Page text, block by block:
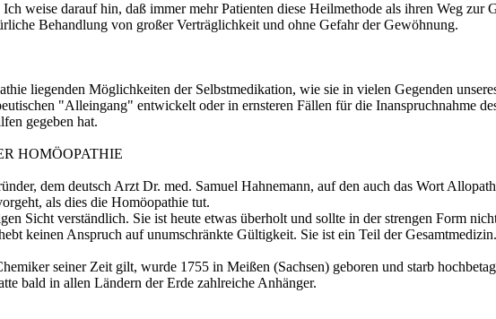
weise darauf hin, daß immer mehr Patienten diese Heilmethode als ihren Weg
Behandlung von großer Verträglichkeit und ohne Gefahr der Gewöhnung.
liegenden Möglichkeiten der Selbstmedikation, wie sie in vielen Gegenden
"Alleingang" entwickelt oder in ernsteren Fällen für die Inanspruchnahme
gegeben hat.
HOMÖOPATHIE
dem deutsch Arzt Dr. med. Samuel Hahnemann, auf den auch das Wort
als dies die Homöopathie tut.
Sicht verständlich. Sie ist heute etwas überholt und sollte in der strengen Form
keinen Anspruch auf unumschränkte Gültigkeit. Sie ist ein Teil der
seiner Zeit gilt, wurde 1755 in Meißen (Sachsen) geboren und starb
bald in allen Ländern der Erde zahlreiche Anhänger.